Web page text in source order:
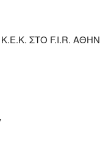
ΣΤΟ F.I.R.